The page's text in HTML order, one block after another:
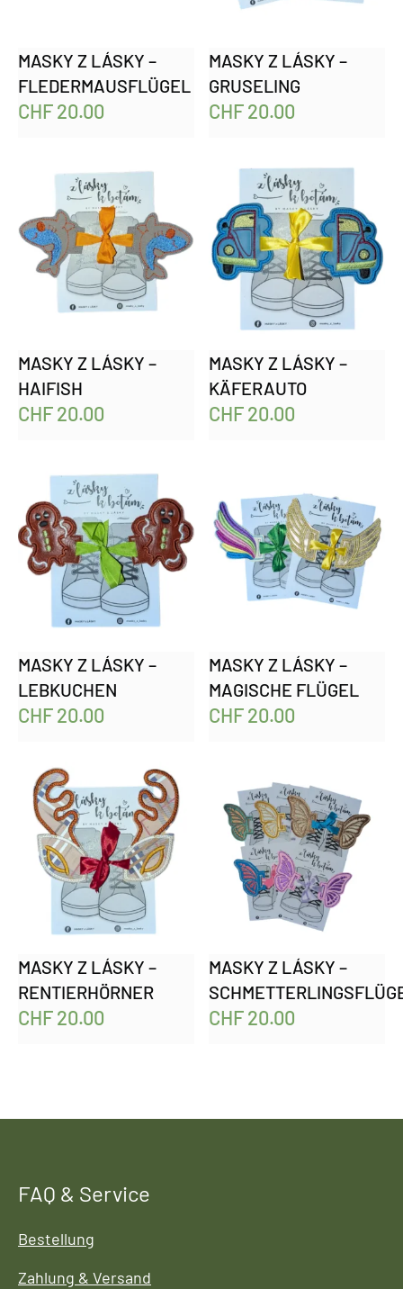
MASKY Z LÁSKY –
FLEDERMAUSFLÜGEL
CHF20.00
MASKY Z LÁSKY –
GRUSELING
CHF20.00
MASKY Z LÁSKY –
HAIFISH
CHF20.00
MASKY Z LÁSKY –
KÄFERAUTO
CHF20.00
MASKY Z LÁSKY –
LEBKUCHEN
CHF20.00
MASKY Z LÁSKY –
MAGISCHE FLÜGEL
CHF20.00
MASKY Z LÁSKY –
RENTIERHÖRNER
CHF20.00
MASKY Z LÁSKY –
CHF20.00
FAQ & Service
Bestellung
Zahlung & Versand